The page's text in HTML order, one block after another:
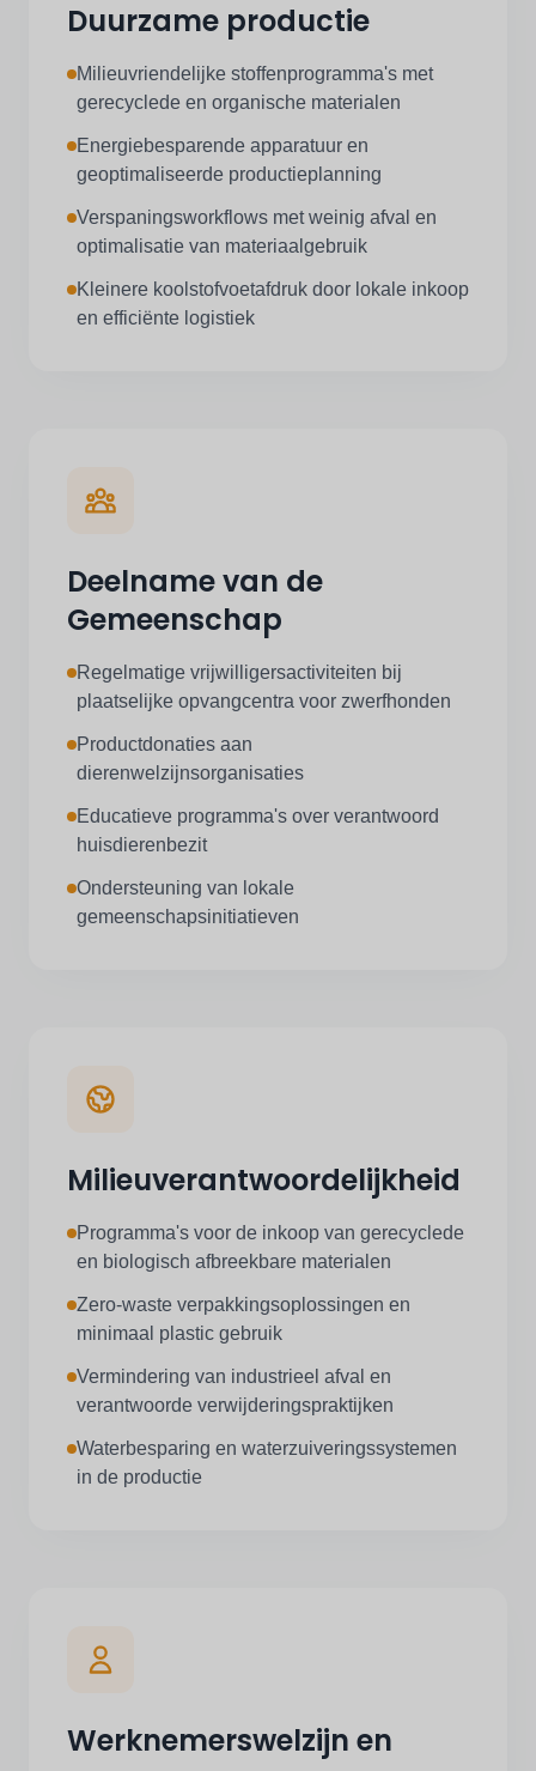
Duurzame productie
Milieuvriendelijke stoffenprogramma's met
gerecyclede en organische materialen
Energiebesparende apparatuur en
geoptimaliseerde productieplanning
Verspaningsworkflows met weinig afval en
optimalisatie van materiaalgebruik
Kleinere koolstofvoetafdruk door lokale inkoop
en efficiënte logistiek
Deelname van de
Gemeenschap
Regelmatige vrijwilligersactiviteiten bij
plaatselijke opvangcentra voor zwerfhonden
Productdonaties aan
dierenwelzijnsorganisaties
Educatieve programma's over verantwoord
huisdierenbezit
Ondersteuning van lokale
gemeenschapsinitiatieven
Milieuverantwoordelijkheid
Programma's voor de inkoop van gerecyclede
en biologisch afbreekbare materialen
Zero-waste verpakkingsoplossingen en
minimaal plastic gebruik
Vermindering van industrieel afval en
verantwoorde verwijderingspraktijken
Waterbesparing en waterzuiveringssystemen
in de productie
Werknemerswelzijn en